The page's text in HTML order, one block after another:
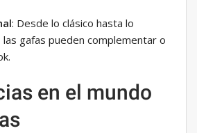
: Desde lo clásico hasta lo
gafas pueden complementar o
en el mundo